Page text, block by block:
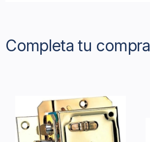
Completa tu compra